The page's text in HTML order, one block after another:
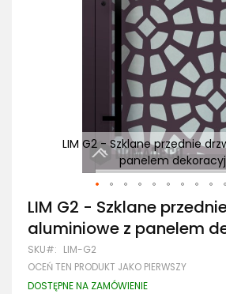
LIM G2 - Szklane przednie
panelem
Przejdź
na
początek
galerii
LIM G2 - Szklane
aluminiowe z panelem
SKU LIM-G2
OCEŃ TEN PRODUKT JAKO PIERWSZY
DOSTĘPNE NA ZAMÓWIENIE